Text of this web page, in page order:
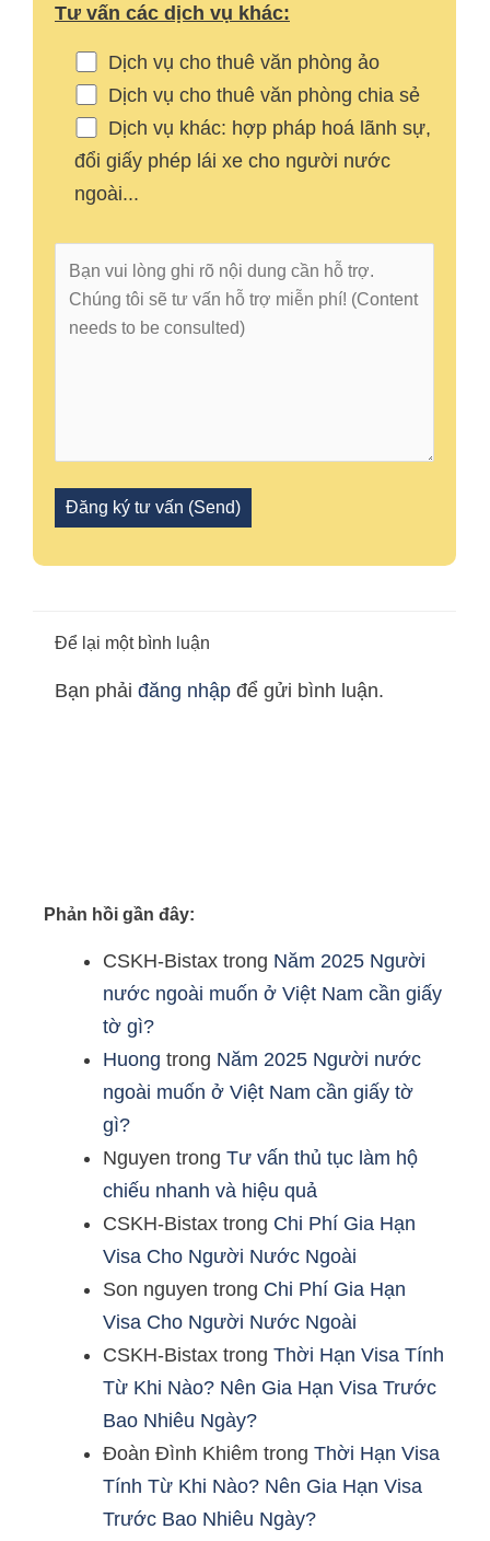
Tư vấn các dịch vụ khác:
Dịch vụ cho thuê văn phòng ảo
Dịch vụ cho thuê văn phòng chia sẻ
Dịch vụ khác: hợp pháp hoá lãnh sự,
đổi giấy phép lái xe cho người nước
ngoài...
Để lại một bình luận
Bạn phải đăng nhập để gửi bình luận.
Phản hồi gần đây:
CSKH-Bistax trong Năm 2025 Người
nước ngoài muốn ở Việt Nam cần giấy
tờ gì?
Huong trong Năm 2025 Người nước
ngoài muốn ở Việt Nam cần giấy tờ
gì?
Nguyen trong Tư vấn thủ tục làm hộ
chiếu nhanh và hiệu quả
CSKH-Bistax trong Chi Phí Gia Hạn
Visa Cho Người Nước Ngoài
Son nguyen trong Chi Phí Gia Hạn
Visa Cho Người Nước Ngoài
CSKH-Bistax trong Thời Hạn Visa Tính
Từ Khi Nào? Nên Gia Hạn Visa Trước
Bao Nhiêu Ngày?
Đoàn Đình Khiêm trong Thời Hạn Visa
Tính Từ Khi Nào? Nên Gia Hạn Visa
Trước Bao Nhiêu Ngày?